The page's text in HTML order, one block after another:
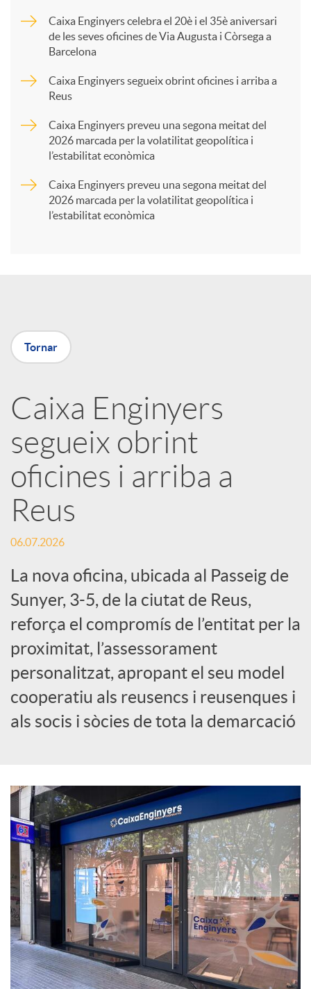
t
X
a
r
x
e
s
S
o
c
a
l
s
Caixa Enginyers celebra el 20è i el 35è aniversari
de les seves oficines de Via Augusta i Còrsega a
Barcelona
Caixa Enginyers segueix obrint oficines i arriba a
Reus
Caixa Enginyers preveu una segona meitat del
2026 marcada per la volatilitat geopolítica i
l’estabilitat econòmica
Caixa Enginyers preveu una segona meitat del
2026 marcada per la volatilitat geopolítica i
l’estabilitat econòmica
Tornar
Caixa Enginyers
segueix obrint
oficines i arriba a
Reus
06.07.2026
La nova oficina, ubicada al Passeig de
Sunyer, 3-5, de la ciutat de Reus,
reforça el compromís de l’entitat per la
proximitat, l’assessorament
personalitzat, apropant el seu model
cooperatiu als reusencs i reusenques i
als socis i sòcies de tota la demarcació